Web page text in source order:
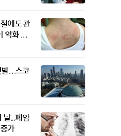
에도 관
악화 요
발…스코
날...폐암
가